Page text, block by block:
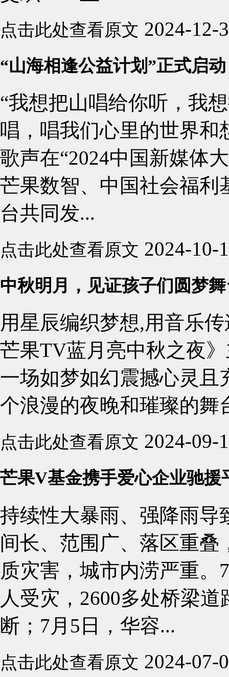
点击此处查看原文 2024-12-
“山海相逢公益计划”正式启动
“我想把山唱给你听，我
唱，唱我们心里的世界和
歌声在“2024中国新媒体
芒果数智、中国社会福
台共同发...
点击此处查看原文 2024-10-
中秋明月，见证孩子们圆梦
用星辰编织梦想,用音乐
芒果TV蓝月亮中秋之夜
一场如梦如幻震撼心灵且
个浪漫的夜晚和璀璨的舞
点击此处查看原文 2024-09-
芒果V基金携手爱心企业驰援
持续性大暴雨、强降雨导
间长、范围广、落区重
质灾害，城市内涝严重。
人受灾，2600多处桥梁
断；7月5日，华容...
点击此处查看原文 2024-07-